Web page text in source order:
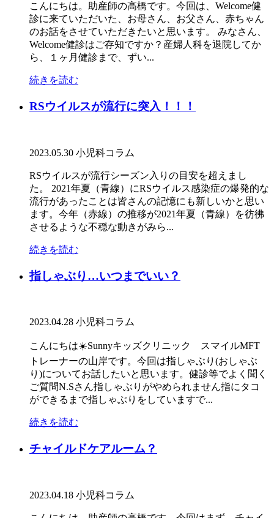
こんにちは。助産師の高橋です。今回は、Welcome健
診に来ていただいた、お母さん、お父さん、赤ちゃん
のお話をさせていただきたいと思います。 みなさん、
Welcome健診はご存知ですか？産婦人科を退院してか
ら、１ヶ月健診まで、ずい...
続きを読む
RSウイルスが流行に突入！！！
2023.05.30 小児科コラム
RSウイルスが流行シーズン入りの目安を超えまし
た。 2021年夏（青線）にRSウイルス感染症の爆発的な
流行があったことは皆さんの記憶にも新しいかと思い
ます。今年（赤線）の推移が2021年夏（青線）を彷彿
させるような不穏な動きがみら...
続きを読む
指しゃぶり…いつまでいい？
2023.04.28 小児科コラム
こんにちは☀️Sunnyキッズクリニック スマイルMFT
トレーナーの山岸です。今回は指しゃぶり(おしゃぶ
り)についてお話したいと思います。健診等でよく聞く
ご質問N.Sさん指しゃぶりがやめられません指にタコ
ができるまで指しゃぶりをしていますで...
続きを読む
チャイルドケアルーム？
2023.04.18 小児科コラム